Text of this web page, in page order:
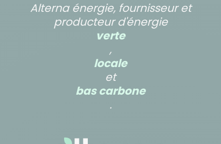
Alterna énergie, fournisseur et
producteur d'énergie
verte
,
locale
et
bas carbone
.